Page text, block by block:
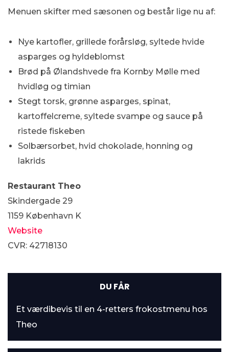
Menuen skifter med sæsonen og består lige nu af:
Nye kartofler, grillede forårsløg, syltede hvide
asparges og hyldeblomst
Brød på Ølandshvede fra Kornby Mølle med
hvidløg og timian
Stegt torsk, grønne asparges, spinat,
kartoffelcreme, syltede svampe og sauce på
ristede fiskeben
Solbærsorbet, hvid chokolade, honning og
lakrids
Restaurant Theo
Skindergade 29
1159 København K
Website
CVR: 42718130
DU FÅR
Et værdibevis til en 4-retters frokostmenu hos
Theo